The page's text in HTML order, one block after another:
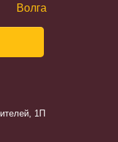
1П